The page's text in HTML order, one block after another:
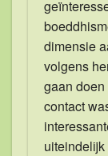
dimensie
volgens
gaan
contact